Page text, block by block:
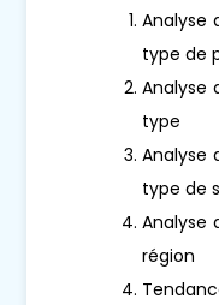
Analyse
type de
Analyse
type
Analyse
type de
Analyse
région